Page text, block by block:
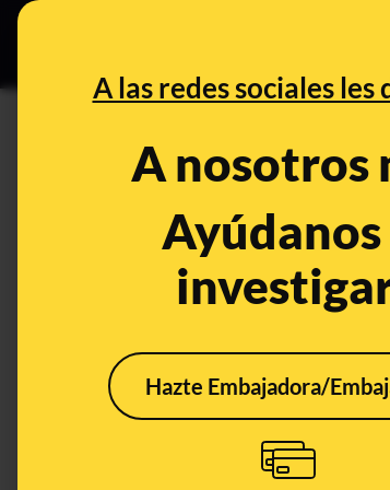
A las redes sociales les
A nosotros
Ayúdanos
Hazte Embajadora/
Qué es una ola de frío
Clima